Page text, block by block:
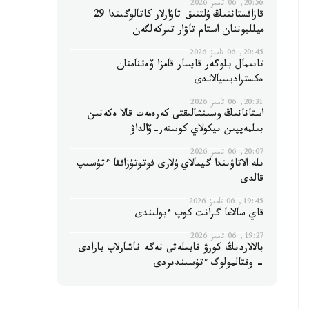
20:56, 06 تامىز 2026
قازاقستاننىڭ ۇلتتىق تاۋارلار كاتالوگىندا 29
ميلليوننان استام تاۋار تىركەلگەن
20:45, 06 تامىز 2026
تانىمال بلوگەر قايسار قامزا ۆەتنامنان
ەكستراديسيالاندى
20:31, 06 تامىز 2026
استانانىڭ وسىنشالىقتى كەرەمەت قالا ەكەنىن
بىلمەپپىن نيكولاي كوستەر-ۆالداۋ
20:07, 06 تامىز 2026
ىلە الاتاۋىندا گيمالاي ۇلارى فوتوتۇزاققا ءتۇسىپ
قالدى
19:45, 06 تامىز 2026
قاي سالاعا گرانت كوپ ءبولىندى
19:27, 06 تامىز 2026
بالالاردىڭ كورۋ قابىلەتى نەگە ناشارلاپ بارادى
- وفتالمولوگ ءتۇسىندىردى